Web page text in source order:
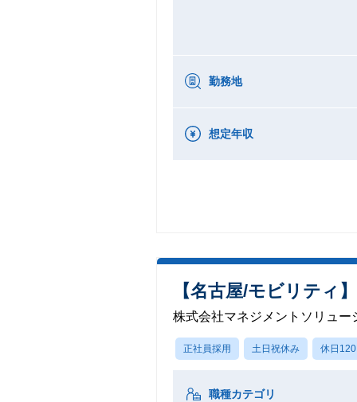
勤務地
想定年収
【名古屋/モビリティ
株式会社マネジメントソリュー
正社員採用 土日祝休み 休日
職種カテゴリ